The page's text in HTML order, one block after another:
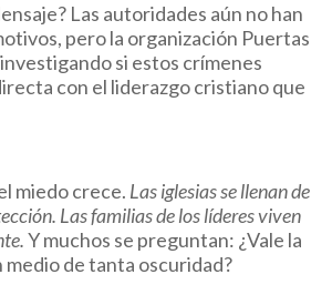
Las autoridades aún no han
pero la organización Puertas
si estos crímenes
con el liderazgo cristiano que
miedo crece. Las iglesias se llenan de
Las familias de los líderes viven
Y muchos se preguntan: ¿Vale la
medio de tanta oscuridad?